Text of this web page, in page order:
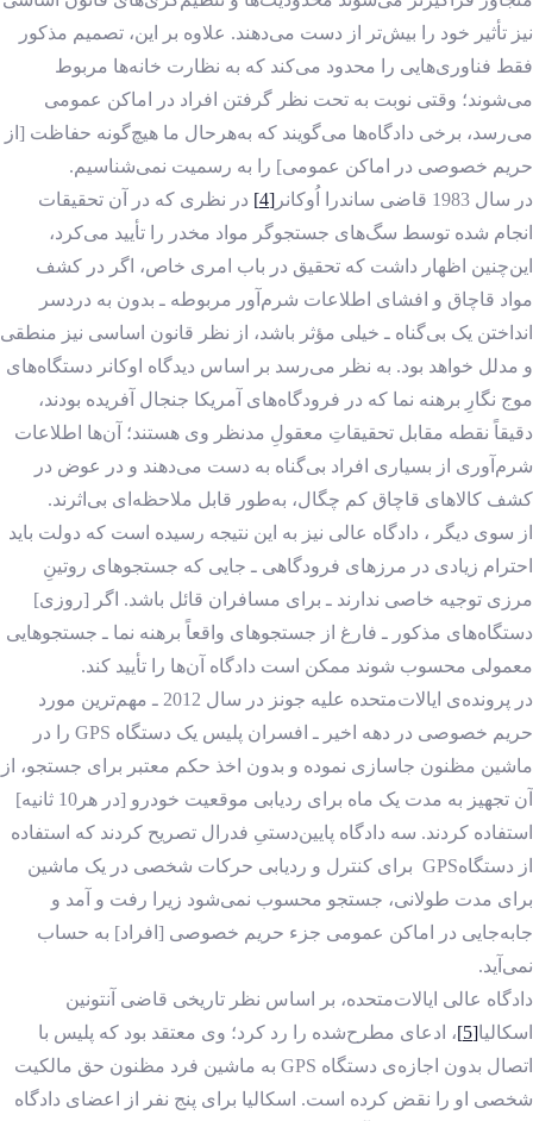
نیز تأثیر خود را بیش‌تر از دست می‌دهند. علاوه بر این، تصمیم مذکور
فقط فناوری‌هایی را محدود می‌کند که به نظارت خانه‌ها مربوط
می‌شوند؛ وقتی نوبت به تحت نظر گرفتن افراد در اماکن عمومی
می‌رسد، برخی دادگاه‌ها می‌گویند که به‌هرحال ما هیچ‌گونه حفاظت [از
حریم خصوصی در اماکن عمومی] را به رسمیت نمی‌شناسیم.
در سال 1983 قاضی ساندرا اُوکانر
[4]
در نظری که در آن تحقیقات
انجام شده توسط سگ‌های جستجوگر مواد مخدر را تأیید می‌کرد،
این‌چنین اظهار داشت که تحقیق در باب امری خاص، اگر در کشف
مواد قاچاق و افشای اطلاعات شرم‌آور مربوطه ـ بدون به دردسر
انداختن یک بی‌گناه ـ خیلی مؤثر باشد، از نظر قانون اساسی نیز منطقی
و مدلل خواهد بود. به نظر می‌رسد بر اساس دیدگاه اوکانر دستگاه‌های
موج نگارِ برهنه نما که در فرودگاه‌های آمریکا جنجال آفریده بودند،
دقیقاً نقطه مقابل تحقیقاتِ معقولِ مدنظر وی هستند؛ آن‌ها اطلاعات
شرم‌آوری از بسیاری افراد بی‌گناه به دست می‌دهند و در عوض در
کشف کالاهای قاچاق کم چگال، به‌طور قابل ملاحظه‌ای بی‌اثرند.
از سوی دیگر ، دادگاه عالی نیز به این نتیجه رسیده است که دولت باید
احترام زیادی در مرزهای فرودگاهی ـ جایی که جستجوهای روتینِ
مرزی توجیه خاصی ندارند ـ برای مسافران قائل باشد. اگر [روزی]
دستگاه‌های مذکور ـ فارغ از جستجوهای واقعاً برهنه نما ـ جستجوهایی
معمولی محسوب شوند ممکن است دادگاه آن‌ها را تأیید کند.
در پرونده‌ی ایالات‌متحده علیه جونز در سال 2012 ـ مهم‌ترین مورد
حریم خصوصی در دهه اخیر ـ افسران پلیس یک دستگاه GPS را در
ماشین مظنون جاسازی نموده و بدون اخذ حکم معتبر برای جستجو، از
آن تجهیز به مدت یک ماه برای ردیابی موقعیت خودرو [در هر10 ثانیه]
استفاده کردند. سه دادگاه پایین‌دستیِ فدرال تصریح کردند که استفاده
از دستگاهGPS برای کنترل و ردیابی حرکات شخصی در یک ماشین
برای مدت طولانی، جستجو محسوب نمی‌شود زیرا رفت و آمد و
جابه‌جایی در اماکن عمومی جزء حریم خصوصی [افراد] به حساب
نمی‌آید.
دادگاه عالی ایالات‌متحده، بر اساس نظر تاریخی قاضی آنتونین
اسکالیا[5]
، ادعای مطرح‌شده را رد کرد؛ وی معتقد بود که پلیس با
اتصال بدون اجازه‌ی دستگاه GPS به ماشین فرد مظنون حق مالکیت
شخصی او را نقض کرده است. اسکالیا برای پنج نفر از اعضای دادگاه